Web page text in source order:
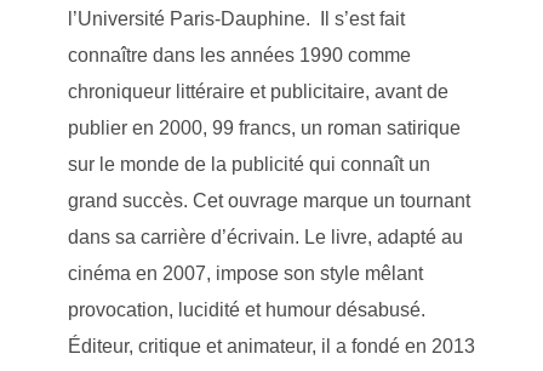
l’Université Paris-Dauphine. Il s’est fait
connaître dans les années 1990 comme
chroniqueur littéraire et publicitaire, avant de
publier en 2000, 99 francs, un roman satirique
sur le monde de la publicité qui connaît un
grand succès. Cet ouvrage marque un tournant
dans sa carrière d’écrivain. Le livre, adapté au
cinéma en 2007, impose son style mêlant
provocation, lucidité et humour désabusé.
Éditeur, critique et animateur, il a fondé en 2013